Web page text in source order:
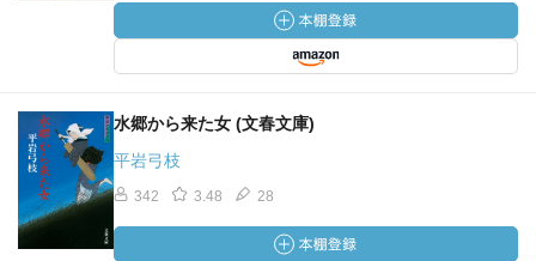
水郷から来た女 (文春文庫)
平岩弓枝
342 3.48 28